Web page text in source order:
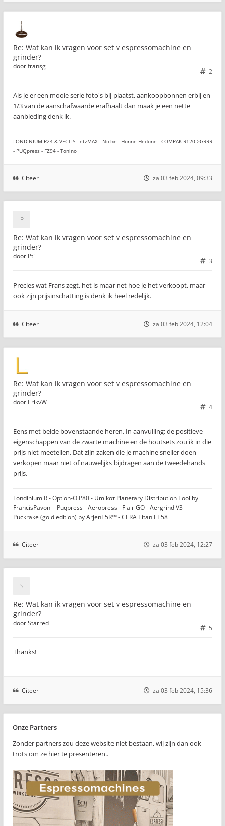
Re: Wat kan ik vragen voor set v espressomachine en
grinder?
2
doorfransg
Als je er een mooie serie foto's bij plaatst, aankoopbonnen erbij en
1/3 van de aanschafwaarde erafhaalt dan maak je een nette
aanbieding denk ik.
LONDINIUM R24 & VECTIS - etzMAX - Niche - Honne Hedone - COMPAK R120->GRRR
- PUQpress - FZ94 - Tonino
Citeer za 03 feb 2024, 09:33
Re: Wat kan ik vragen voor set v espressomachine en
grinder?
3
door Pti
Precies wat Frans zegt, het is maar net hoe je het verkoopt, maar
ook zijn prijsinschatting is denk ik heel redelijk.
Citeer za 03 feb 2024, 12:04
Re: Wat kan ik vragen voor set v espressomachine en
grinder?
4
door ErikvW
Eens met beide bovenstaande heren. In aanvulling: de positieve
eigenschappen van de zwarte machine en de houtsets zou ik in die
prijs niet meetellen. Dat zijn zaken die je machine sneller doen
verkopen maar niet of nauwelijks bijdragen aan de tweedehands
prijs.
Londinium R - Option-O P80 - Umikot Planetary Distribution Tool by
FrancisPavoni - Puqpress - Aeropress - Flair GO - Aergrind V3 -
Puckrake (gold edition) by ArjenT5R™ - CERA Titan ET58
Citeer za 03 feb 2024, 12:27
Re: Wat kan ik vragen voor set v espressomachine en
grinder?
5
doorStarred
Thanks!
Citeer za 03 feb 2024, 15:36
Onze Partners
Zonder partners zou deze website niet bestaan, wij zijn dan ook
trots om ze hier te presenteren..